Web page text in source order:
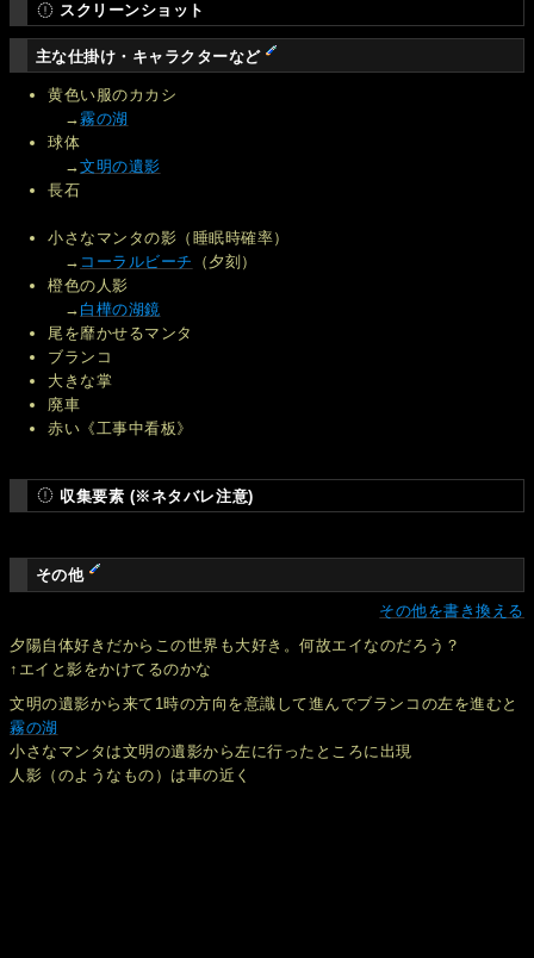
スクリーンショット
主な仕掛け・キャラクターなど
黄色い服のカカシ
→霧の湖
球体
→文明の遺影
長石
小さなマンタの影（睡眠時確率）
→ コーラルビーチ
（夕刻）
橙色の人影
→ 白樺の湖鏡
尾を靡かせるマンタ
ブランコ
大きな掌
廃車
赤い《工事中看板》
収集要素 (※ネタバレ注意)
その他
その他を書き換える
夕陽自体好きだからこの世界も大好き。何故エイなのだろう？
↑エイと影をかけてるのかな
文明の遺影から来て1時の方向を意識して進んでブランコの左を進むと
霧の湖
小さなマンタは文明の遺影から左に行ったところに出現
人影（のようなもの）は車の近く